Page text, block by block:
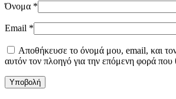
Όνομα *
Email *
Αποθήκευσε το όνομά μου, email, και
αυτόν τον πλοηγό για την επόμενη φορά